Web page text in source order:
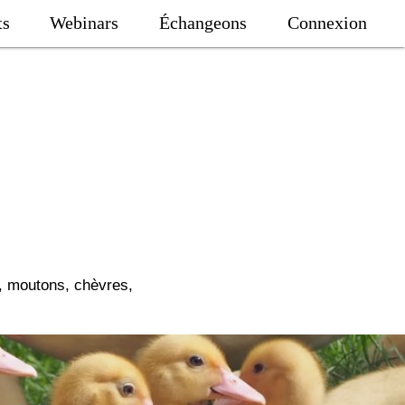
Webinars Échangeons Connexion
moutons, chèvres,